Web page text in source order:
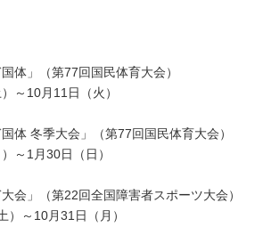
体」（第77回国民体育大会）
～10月11日（火）
体 冬季大会」（第77回国民体育大会）
～1月30日（日）
会」（第22回全国障害者スポーツ大会）
～10月31日（月）